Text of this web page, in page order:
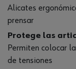
Alicates
prensar
Protege las
Permiten colocar
de tensiones